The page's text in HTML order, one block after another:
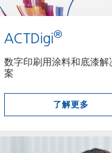
ACTDigi®
数字印刷用涂料和底漆解
案
了解更多